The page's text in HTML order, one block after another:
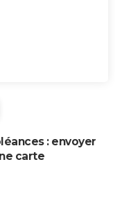
: envoyer
carte